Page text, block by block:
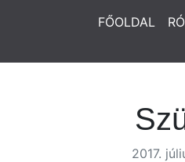
FŐOLDAL
2017.